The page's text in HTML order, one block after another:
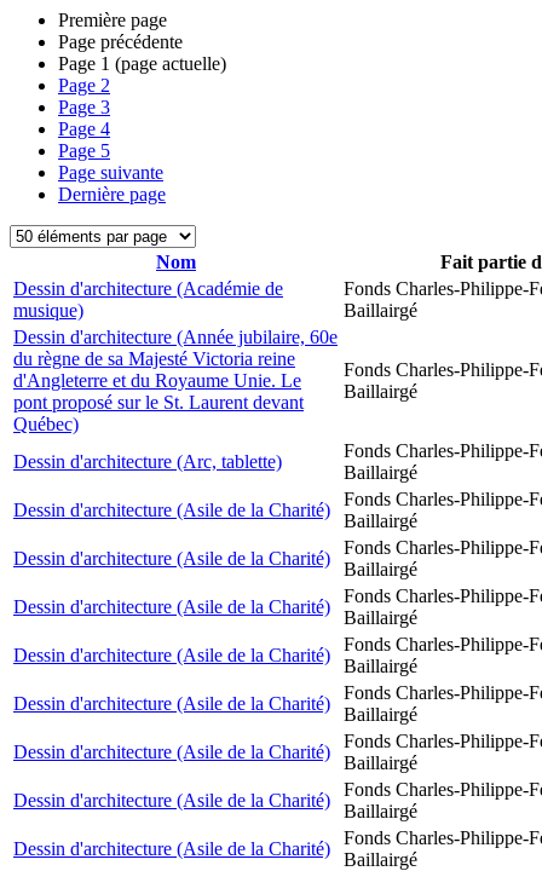
Première page
Page précédente
Page 1 (page actuelle)
Page 2
Page 3
Page 4
Page 5
Page suivante
Dernière page
Nom
Fait partie
Dessin d'architecture (Académie de
musique)
Fonds Charles-Philippe-
Baillairgé
Dessin d'architecture (Année jubilaire, 60e
du règne de sa Majesté Victoria reine
d'Angleterre et du Royaume Unie. Le
pont proposé sur le St. Laurent devant
Québec)
Fonds Charles-Philippe-
Baillairgé
Dessin d'architecture (Arc, tablette)
Fonds Charles-Philippe-
Baillairgé
Dessin d'architecture (Asile de la Charité)
Fonds Charles-Philippe-
Baillairgé
Dessin d'architecture (Asile de la Charité)
Fonds Charles-Philippe-
Baillairgé
Dessin d'architecture (Asile de la Charité)
Fonds Charles-Philippe-
Baillairgé
Dessin d'architecture (Asile de la Charité)
Fonds Charles-Philippe-
Baillairgé
Dessin d'architecture (Asile de la Charité)
Fonds Charles-Philippe-
Baillairgé
Dessin d'architecture (Asile de la Charité)
Fonds Charles-Philippe-
Baillairgé
Dessin d'architecture (Asile de la Charité)
Fonds Charles-Philippe-
Baillairgé
Dessin d'architecture (Asile de la Charité)
Fonds Charles-Philippe-
Baillairgé